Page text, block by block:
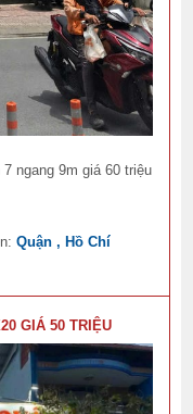
ngang 9m giá 60 triệu
Quận , Hồ Chí
GIÁ 50 TRIỆU